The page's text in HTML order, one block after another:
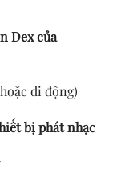
Dex của
di động)
bị phát nhạc